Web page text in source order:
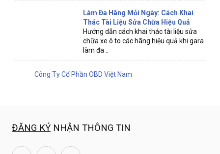
Làm Đa Hãng Mỗi Ngày: Cách Khai
Thác Tài Liệu Sửa Chữa Hiệu Quả
Hướng dẫn cách khai thác tài liệu sửa
chữa xe ô to các hãng hiệu quả khi gara
làm đa ..
Công Ty Cổ Phần OBD Việt Nam
ĐĂNG KÝ NHẬN THÔNG TIN